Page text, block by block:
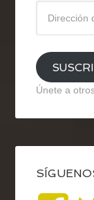
email
Únete a